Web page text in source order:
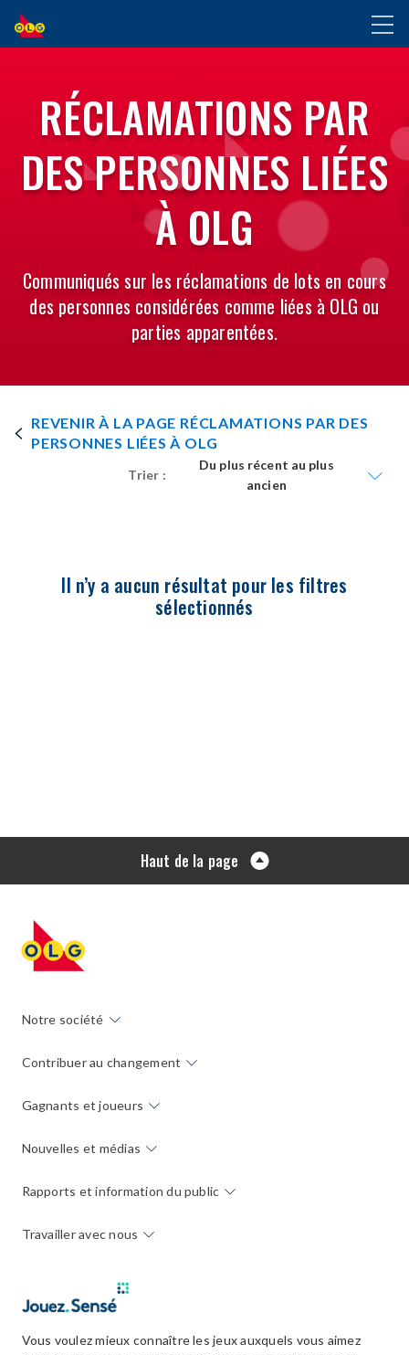
ALLER
AU
CONTENU
RÉCLAMATIONS PAR
DES PERSONNES LIÉES
À OLG
Communiqués sur les réclamations de lots en cours
des personnes considérées comme liées à OLG ou
parties apparentées.
REVENIR À LA PAGE RÉCLAMATIONS PAR DES
PERSONNES LIÉES À OLG
Trier :
Du plus récent au plus
ancien
Il n’y a aucun résultat pour les filtres
sélectionnés
Haut de la page
Notre société
Contribuer au changement
Gagnants et joueurs
Nouvelles et médias
Rapports et information du public
Travailler avec nous
Vous voulez mieux connaître les jeux auxquels vous aimez